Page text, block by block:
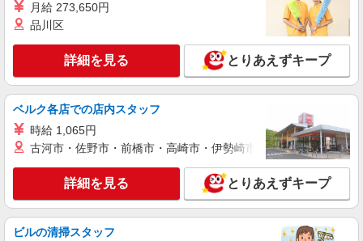
キープ 詳細を見る
株式会社kotrio /●SD-H-2066681
≪白河市≫年齢不問！０からスタートでも活躍
できる看護助手♪
時給1350円〜2062円 ＜日払い有/週払い有/交
白河市
キープ 詳細を見る
派遣社員
月給 273,650円
品川区
詳細を見る とりあえずキープ
ベルク各店での店内スタッフ
時給 1,065円
古河市・佐野市・前橋市・高崎市・伊勢崎市・太田市・館林市
詳細を見る とりあえずキープ
ビルの清掃スタッフ